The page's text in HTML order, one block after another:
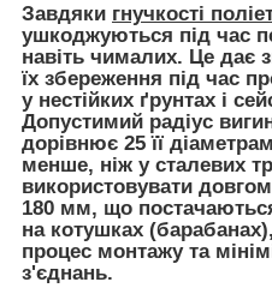
Завдяки гнучкості
ушкоджуються під час
навіть чималих. Це дає
їх збереження під час
у нестійких ґрунтах і
Допустимий радіус
дорівнює 25 її
менше, ніж у сталевих
використовувати
180 мм, що
на котушках
процес монтажу та
з'єднань.